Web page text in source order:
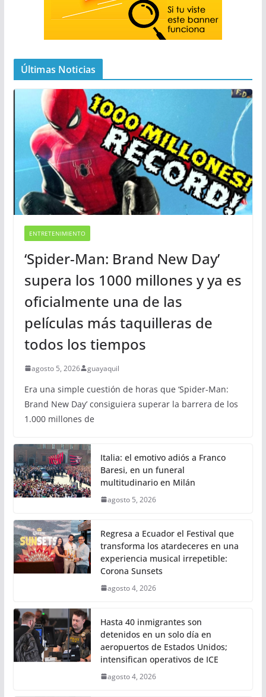
Últimas Noticias
ENTRETENIMIENTO
‘Spider-Man: Brand New Day’
supera los 1000 millones y ya es
oficialmente una de las
películas más taquilleras de
todos los tiempos
agosto 5, 2026 guayaquil
Era una simple cuestión de horas que ‘Spider-Man:
Brand New Day’ consiguiera superar la barrera de los
1.000 millones de
Italia: el emotivo adiós a Franco
Baresi, en un funeral
multitudinario en Milán
agosto 5, 2026
Regresa a Ecuador el Festival que
transforma los atardeceres en una
experiencia musical irrepetible:
Corona Sunsets
agosto 4, 2026
Hasta 40 inmigrantes son
detenidos en un solo día en
aeropuertos de Estados Unidos;
intensifican operativos de ICE
agosto 4, 2026